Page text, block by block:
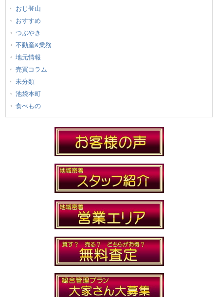
おじ登山
おすすめ
つぶやき
不動産&業務
地元情報
売買コラム
未分類
池袋本町
食べもの